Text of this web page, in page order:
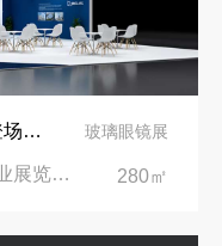
德国展览设计搭建 | 见证精工登场玻璃工业展览会 Glasstec 2024 玻璃眼镜展
2024年德国杜塞尔多夫玻璃工业展览会Glasstec|德国杜塞尔多夫会展中心 280㎡